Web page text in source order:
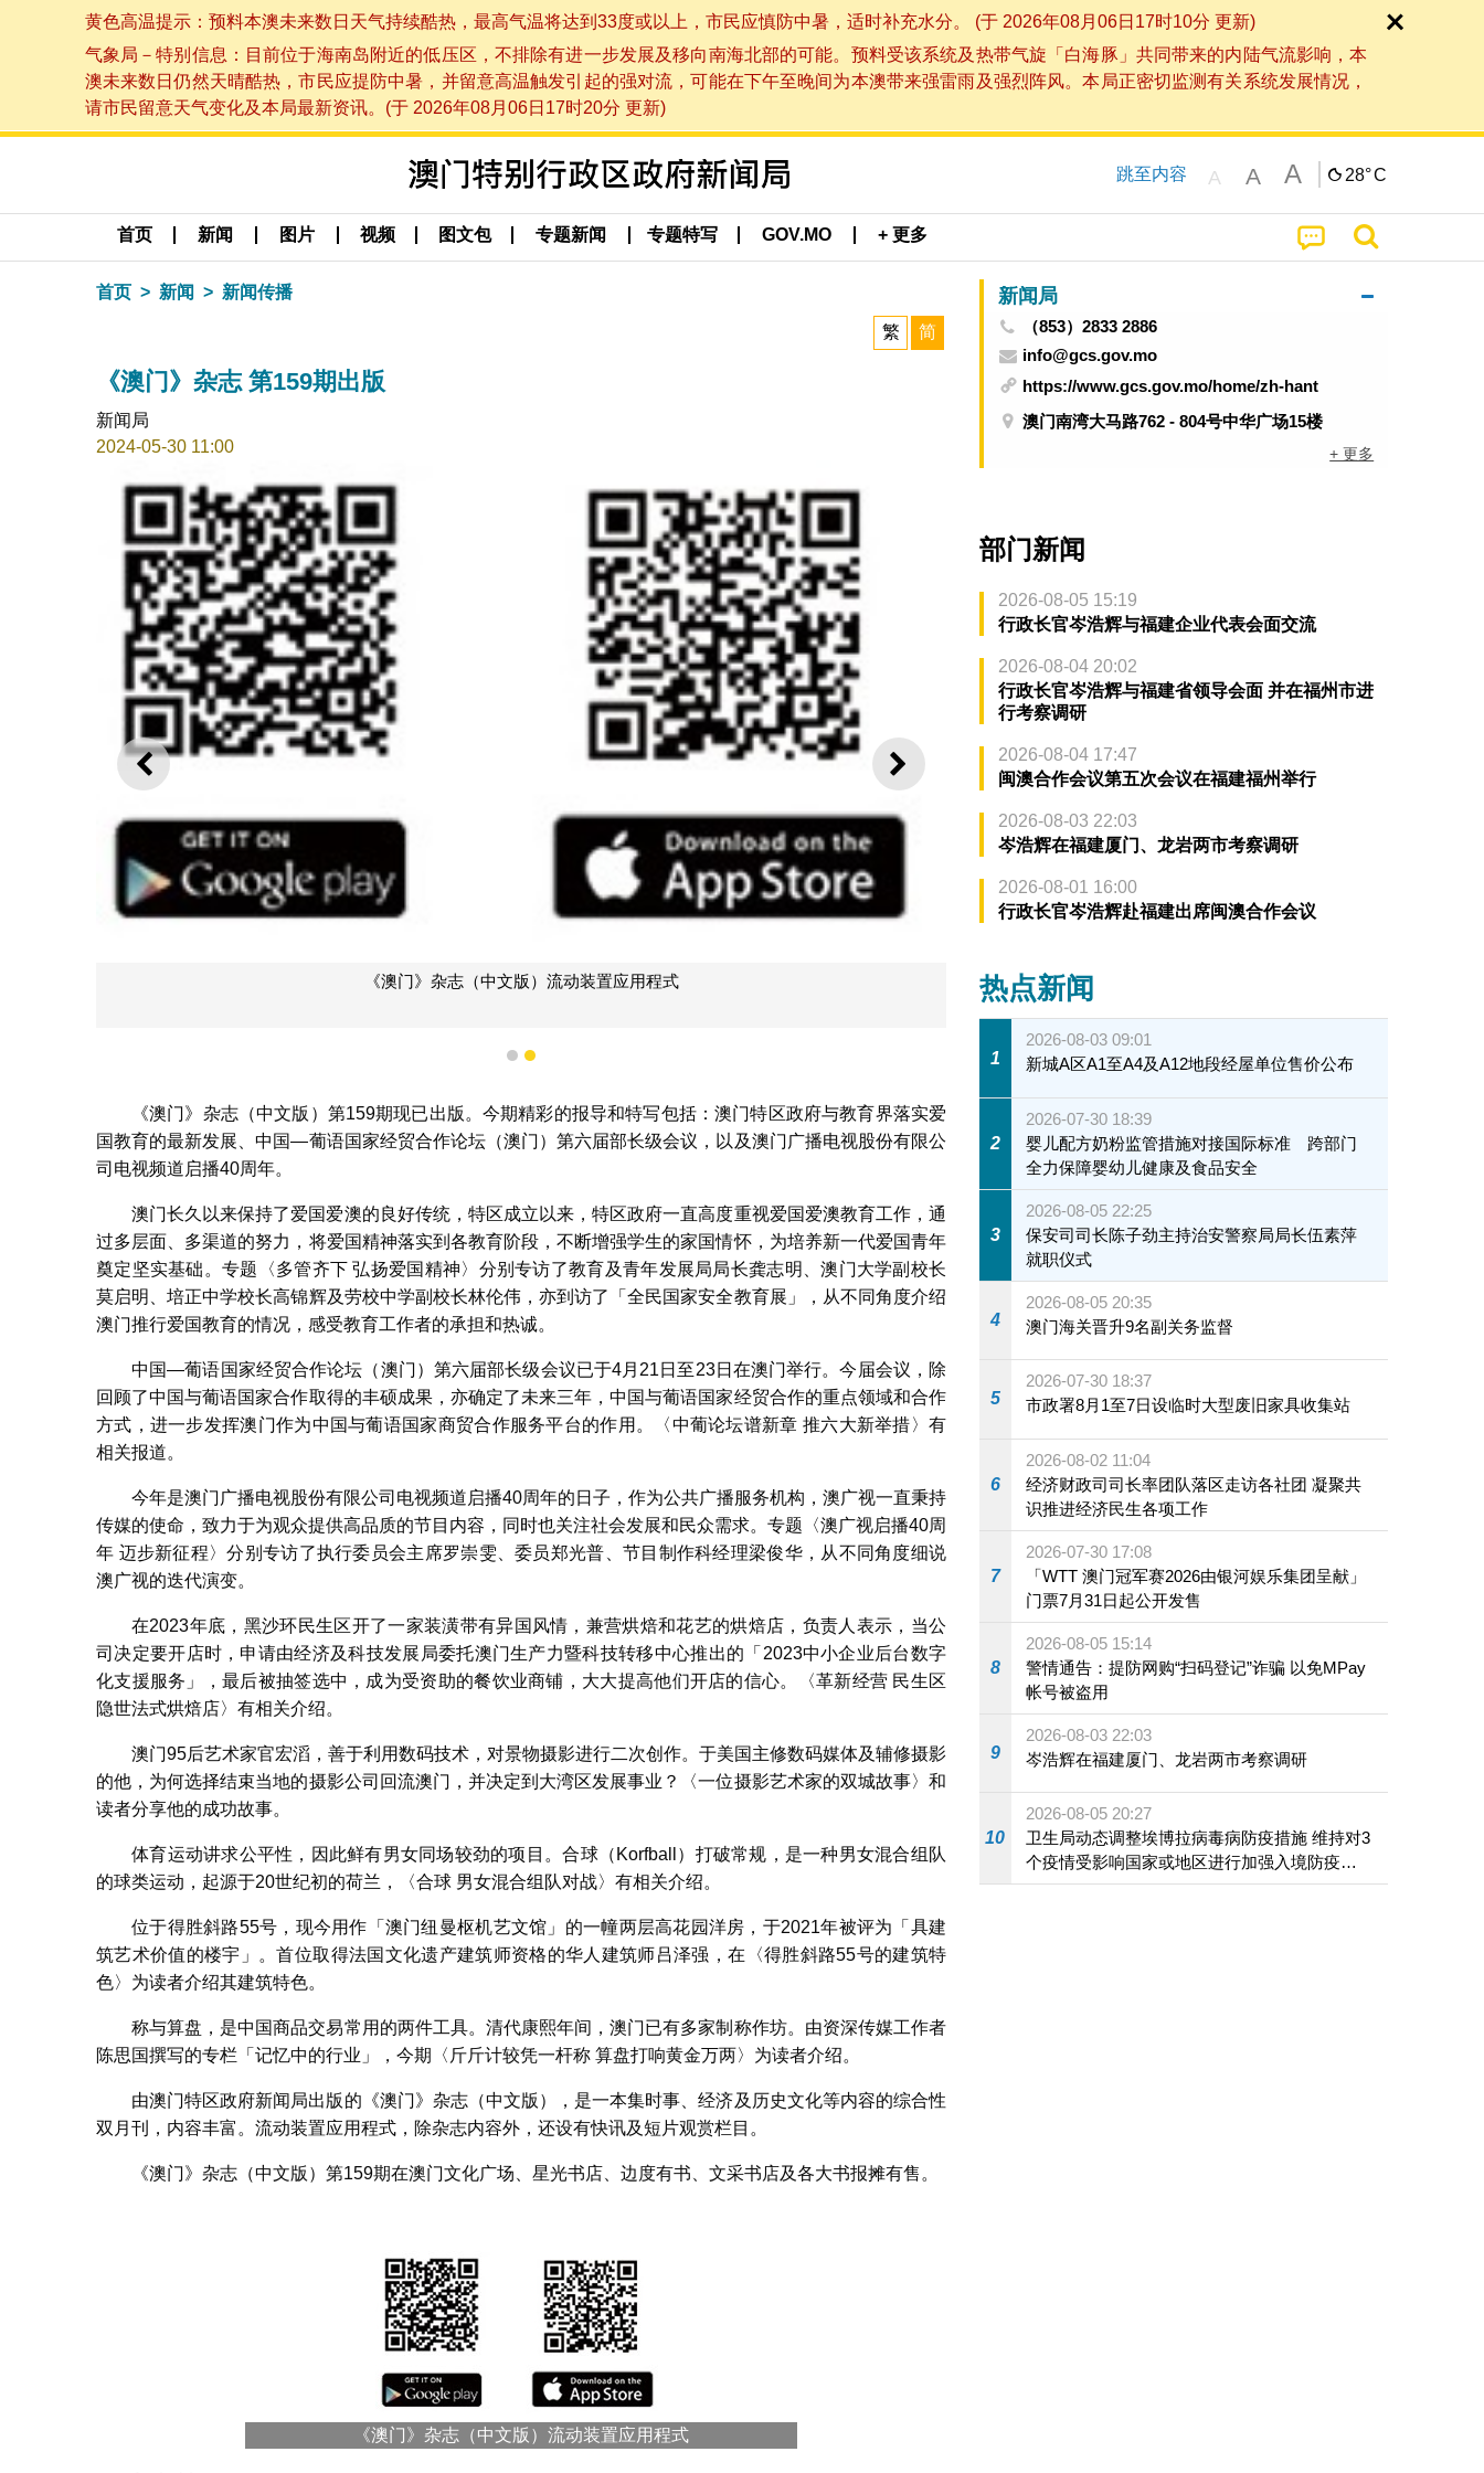
黄色高温提示：预料本澳未来数日天气持续酷热，最高气温将达到33度或以上，市民应慎防中暑，适时补充水分。 (于 2026年08月06日17时10分 更新)
气象局－特别信息：目前位于海南岛附近的低压区，不排除有进一步发展及移向南海北部的可能。预料受该系统及热带气旋「白海豚」共同带来的内陆气流影响，本
澳未来数日仍然天晴酷热，市民应提防中暑，并留意高温触发引起的强对流，可能在下午至晚间为本澳带来强雷雨及强烈阵风。本局正密切监测有关系统发展情况，
请市民留意天气变化及本局最新资讯。(于 2026年08月06日17时20分 更新)
跳至内容 A A A 28°C
首页 新闻 图片 视频 图文包 专题新闻 专题特写 GOV.MO + 更多
首页 新闻 新闻传播
繁 简
《澳门》杂志 第159期出版
新闻局
2024-05-30 11:00
上一则 下一则
《澳门》杂志（中文版）流动装置应用程式
1 2
《澳门》杂志（中文版）第159期现已出版。今期精彩的报导和特写包括：澳门特区政府与教育界落实爱
国教育的最新发展、中国—葡语国家经贸合作论坛（澳门）第六届部长级会议，以及澳门广播电视股份有限公
司电视频道启播40周年。
澳门长久以来保持了爱国爱澳的良好传统，特区成立以来，特区政府一直高度重视爱国爱澳教育工作，通
过多层面、多渠道的努力，将爱国精神落实到各教育阶段，不断增强学生的家国情怀，为培养新一代爱国青年
奠定坚实基础。专题〈多管齐下 弘扬爱国精神〉分别专访了教育及青年发展局局长龚志明、澳门大学副校长
莫启明、培正中学校长高锦辉及劳校中学副校长林伦伟，亦到访了「全民国家安全教育展」，从不同角度介绍
澳门推行爱国教育的情况，感受教育工作者的承担和热诚。
中国—葡语国家经贸合作论坛（澳门）第六届部长级会议已于4月21日至23日在澳门举行。今届会议，除
回顾了中国与葡语国家合作取得的丰硕成果，亦确定了未来三年，中国与葡语国家经贸合作的重点领域和合作
方式，进一步发挥澳门作为中国与葡语国家商贸合作服务平台的作用。〈中葡论坛谱新章 推六大新举措〉有
相关报道。
今年是澳门广播电视股份有限公司电视频道启播40周年的日子，作为公共广播服务机构，澳广视一直秉持
传媒的使命，致力于为观众提供高品质的节目内容，同时也关注社会发展和民众需求。专题〈澳广视启播40周
年 迈步新征程〉分别专访了执行委员会主席罗崇雯、委员郑光普、节目制作科经理梁俊华，从不同角度细说
澳广视的迭代演变。
在2023年底，黑沙环民生区开了一家装潢带有异国风情，兼营烘焙和花艺的烘焙店，负责人表示，当公
司决定要开店时，申请由经济及科技发展局委托澳门生产力暨科技转移中心推出的「2023中小企业后台数字
化支援服务」，最后被抽签选中，成为受资助的餐饮业商铺，大大提高他们开店的信心。〈革新经营 民生区
隐世法式烘焙店〉有相关介绍。
澳门95后艺术家官宏滔，善于利用数码技术，对景物摄影进行二次创作。于美国主修数码媒体及辅修摄影
的他，为何选择结束当地的摄影公司回流澳门，并决定到大湾区发展事业？〈一位摄影艺术家的双城故事〉和
读者分享他的成功故事。
体育运动讲求公平性，因此鲜有男女同场较劲的项目。合球（Korfball）打破常规，是一种男女混合组队
的球类运动，起源于20世纪初的荷兰，〈合球 男女混合组队对战〉有相关介绍。
位于得胜斜路55号，现今用作「澳门纽曼枢机艺文馆」的一幢两层高花园洋房，于2021年被评为「具建
筑艺术价值的楼宇」。首位取得法国文化遗产建筑师资格的华人建筑师吕泽强，在〈得胜斜路55号的建筑特
色〉为读者介绍其建筑特色。
称与算盘，是中国商品交易常用的两件工具。清代康熙年间，澳门已有多家制称作坊。由资深传媒工作者
陈思国撰写的专栏「记忆中的行业」，今期〈斤斤计较凭一杆称 算盘打响黄金万两〉为读者介绍。
由澳门特区政府新闻局出版的《澳门》杂志（中文版），是一本集时事、经济及历史文化等内容的综合性
双月刊，内容丰富。流动装置应用程式，除杂志内容外，还设有快讯及短片观赏栏目。
《澳门》杂志（中文版）第159期在澳门文化广场、星光书店、边度有书、文采书店及各大书报摊有售。
《澳门》杂志（中文版）流动装置应用程式
新闻局
（853）2833 2886
info@gcs.gov.mo
https://www.gcs.gov.mo/home/zh-hant
澳门南湾大马路762 - 804号中华广场15楼
+ 更多
部门新闻
2026-08-05 15:19
行政长官岑浩辉与福建企业代表会面交流
2026-08-04 20:02
行政长官岑浩辉与福建省领导会面 并在福州市进
行考察调研
2026-08-04 17:47
闽澳合作会议第五次会议在福建福州举行
2026-08-03 22:03
岑浩辉在福建厦门、龙岩两市考察调研
2026-08-01 16:00
行政长官岑浩辉赴福建出席闽澳合作会议
热点新闻
1
2026-08-03 09:01
新城A区A1至A4及A12地段经屋单位售价公布
2
2026-07-30 18:39
婴儿配方奶粉监管措施对接国际标准 跨部门
全力保障婴幼儿健康及食品安全
3
2026-08-05 22:25
保安司司长陈子劲主持治安警察局局长伍素萍
就职仪式
4
2026-08-05 20:35
澳门海关晋升9名副关务监督
5
2026-07-30 18:37
市政署8月1至7日设临时大型废旧家具收集站
6
2026-08-02 11:04
经济财政司司长率团队落区走访各社团 凝聚共
识推进经济民生各项工作
7
2026-07-30 17:08
「WTT 澳门冠军赛2026由银河娱乐集团呈献」
门票7月31日起公开发售
8
2026-08-05 15:14
警情通告：提防网购“扫码登记”诈骗 以免MPay
帐号被盗用
9
2026-08-03 22:03
岑浩辉在福建厦门、龙岩两市考察调研
10
2026-08-05 20:27
卫生局动态调整埃博拉病毒病防疫措施 维持对3
个疫情受影响国家或地区进行加强入境防疫措
施